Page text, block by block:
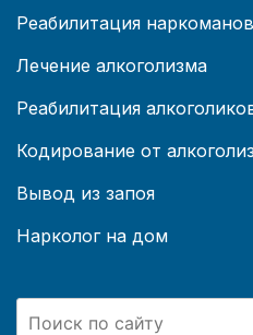
Реабилитация наркоманов
Лечение алкоголизма
Реабилитация
Кодирование от
Вывод из запоя
Нарколог на дом